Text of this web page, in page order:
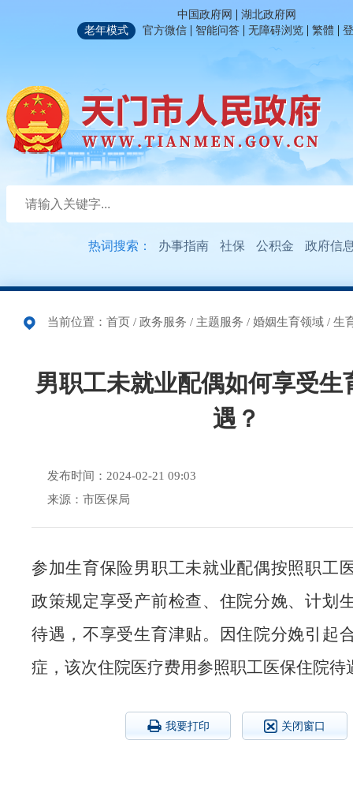
中国政府网 | 湖北政府网
老年模式
官方微信 | 智能问答 | 无障碍浏览 | 繁體 |
热词搜索： 办事指南 社保 公积金 政府信
当前位置： 首页 / 政务服务 / 主题服务 / 婚姻生育领域 / 生
男职工未就业配偶如何享受生
遇？
发布时间：2024-02-21 09:03
来源：市医保局
参加生育保险男职工未就业配偶按照职工
政策规定享受产前检查、住院分娩、计划
待遇，不享受生育津贴。因住院分娩引起
症，该次住院医疗费用参照职工医保住院待
我要打印 关闭窗口